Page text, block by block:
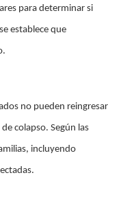
para determinar si
establece que
no pueden reingresar
colapso. Según las
incluyendo